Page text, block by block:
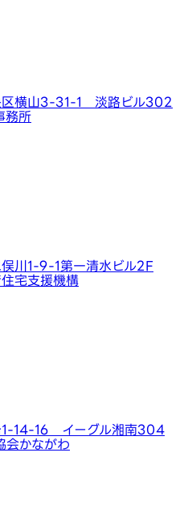
区横山3-31-1 淡路ビル302
務所
川1-9-1第一清水ビル2F
宅支援機構
1-14-16 イーグル湘南304
会かながわ